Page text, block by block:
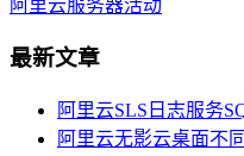
阿里云服务器活动
最新文章
阿里云SLS日志服务
阿里云无影云桌面不